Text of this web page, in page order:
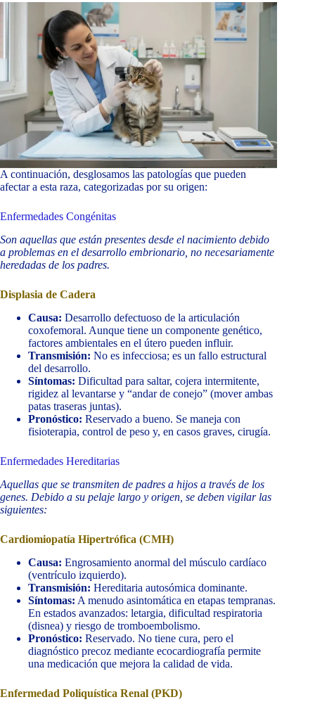
A continuación, desglosamos las patologías que pueden
afectar a esta raza, categorizadas por su origen:
Enfermedades Congénitas
Son aquellas que están presentes desde el nacimiento debido
a problemas en el desarrollo embrionario, no necesariamente
heredadas de los padres.
Displasia de Cadera
Causa: Desarrollo defectuoso de la articulación
coxofemoral. Aunque tiene un componente genético,
factores ambientales en el útero pueden influir.
Transmisión: No es infecciosa; es un fallo estructural
del desarrollo.
Síntomas: Dificultad para saltar, cojera intermitente,
rigidez al levantarse y “andar de conejo” (mover ambas
patas traseras juntas).
Pronóstico: Reservado a bueno. Se maneja con
fisioterapia, control de peso y, en casos graves, cirugía.
Enfermedades Hereditarias
Aquellas que se transmiten de padres a hijos a través de los
genes. Debido a su pelaje largo y origen, se deben vigilar las
siguientes:
Cardiomiopatía Hipertrófica (CMH)
Causa: Engrosamiento anormal del músculo cardíaco
(ventrículo izquierdo).
Transmisión: Hereditaria autosómica dominante.
Síntomas: A menudo asintomática en etapas tempranas.
En estados avanzados: letargia, dificultad respiratoria
(disnea) y riesgo de tromboembolismo.
Pronóstico: Reservado. No tiene cura, pero el
diagnóstico precoz mediante ecocardiografía permite
una medicación que mejora la calidad de vida.
Enfermedad Poliquística Renal (PKD)